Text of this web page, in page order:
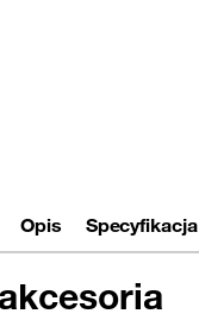
Opis Specyfikacja